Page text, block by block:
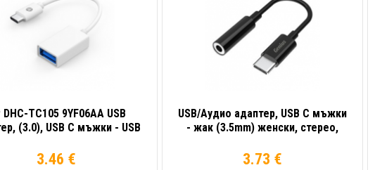
DHC-TC105 9YF06AA USB
(3.0), USB C мъжки - USB
3.46 €
USB/Аудио адаптер, USB C мъжки
- жак (3.5mm) женски, стерео,
3.73 €